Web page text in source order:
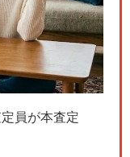
員が本査定